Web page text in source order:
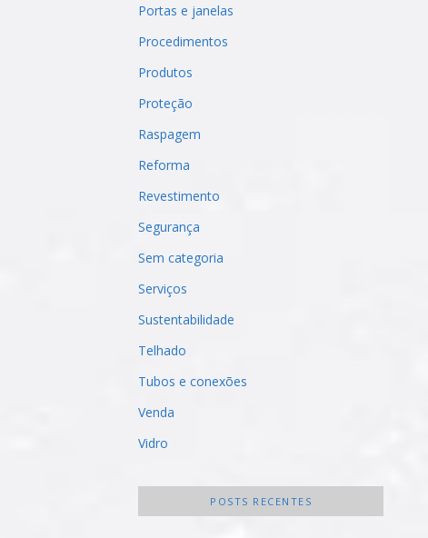
Portas e janelas
Procedimentos
Produtos
Proteção
Raspagem
Reforma
Revestimento
Segurança
Sem categoria
Serviços
Sustentabilidade
Telhado
Tubos e conexões
Venda
Vidro
POSTS RECENTES